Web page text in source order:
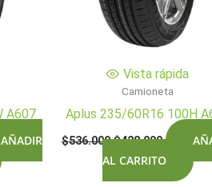
A607
AÑADIR
Vista rápida
Camioneta
Aplus 235/60R16 100H
$536.000El
original
era:
$428.900El
actual
es:
AL CARRITO